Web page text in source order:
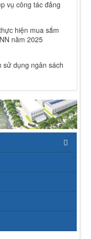
vụ công tác đảng
hiện mua sắm
năm 2025
dụng ngân sách
giáo trường Cao
năm 2026
giảm, hỗ trợ
dịch vụ trong
trị về đột phá